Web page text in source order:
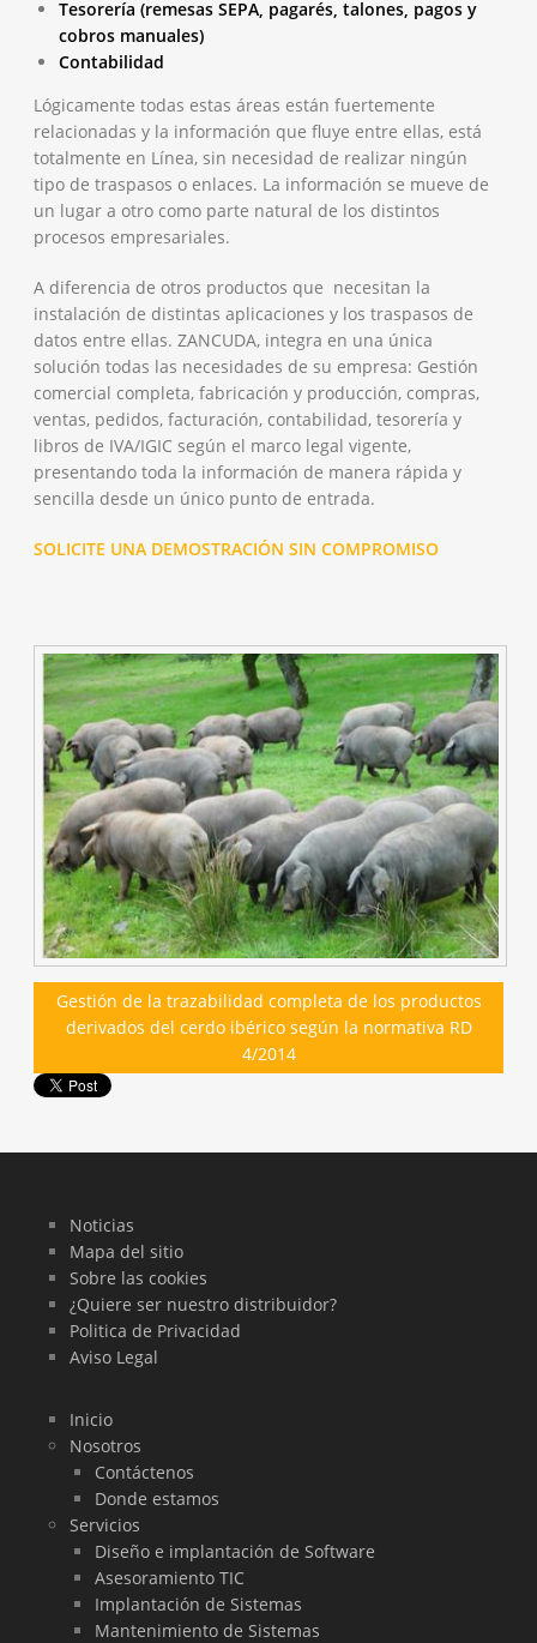
Tesorería (remesas SEPA, pagarés, talones, pagos y
cobros manuales)
Contabilidad
Lógicamente todas estas áreas están fuertemente
relacionadas y la información que fluye entre ellas, está
totalmente en Línea, sin necesidad de realizar ningún
tipo de traspasos o enlaces. La información se mueve de
un lugar a otro como parte natural de los distintos
procesos empresariales.
A diferencia de otros productos que necesitan la
instalación de distintas aplicaciones y los traspasos de
datos entre ellas. ZANCUDA, integra en una única
solución todas las necesidades de su empresa: Gestión
comercial completa, fabricación y producción, compras,
ventas, pedidos, facturación, contabilidad, tesorería y
libros de IVA/IGIC según el marco legal vigente,
presentando toda la información de manera rápida y
sencilla desde un único punto de entrada.
SOLICITE UNA DEMOSTRACIÓN SIN COMPROMISO
Gestión de la trazabilidad completa de los productos
derivados del cerdo ibérico según la normativa RD
4/2014
Noticias
Mapa del sitio
Sobre las cookies
¿Quiere ser nuestro distribuidor?
Politica de Privacidad
Aviso Legal
Inicio
Nosotros
Contáctenos
Donde estamos
Servicios
Diseño e implantación de Software
Asesoramiento TIC
Implantación de Sistemas
Mantenimiento de Sistemas